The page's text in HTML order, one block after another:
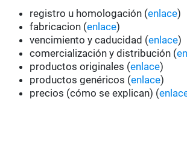
registro u homologación (enlace)
fabricacion (enlace)
vencimiento y caducidad (enlace)
comercialización y distribución (
productos originales (enlace)
productos genéricos (enlace)
precios (cómo se explican) (